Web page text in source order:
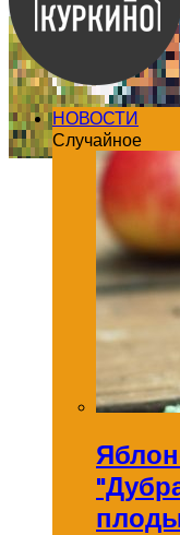
НОВОСТИ
Случайное